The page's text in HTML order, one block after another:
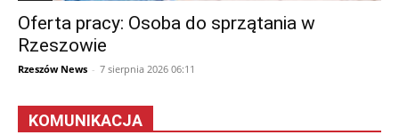
Oferta pracy: Osoba do sprzątania w
Rzeszowie
Rzeszów News - 7 sierpnia 2026 06:11
KOMUNIKACJA